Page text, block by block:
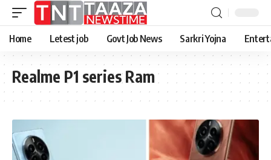
Home Letest job Govt Job News Sarkri Yojna
Realme P1 series Ram